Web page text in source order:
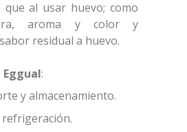
que al usar huevo; como
aroma y color y
residual a huevo.
Eggual:
y almacenamiento.